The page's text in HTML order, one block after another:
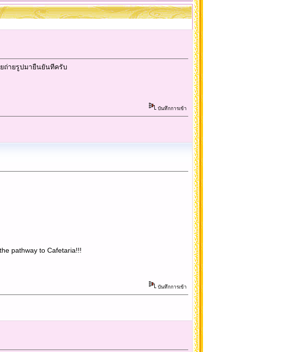
ถ่ายรูปมายืนยันทีครับ
บันทึกการเข้า
pathway to Cafetaria!!!
บันทึกการเข้า